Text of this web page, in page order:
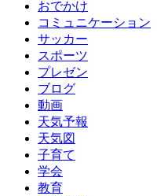
おでかけ
コミュニケーション
サッカー
スポーツ
プレゼン
ブログ
動画
天気予報
天気図
子育て
学会
教育